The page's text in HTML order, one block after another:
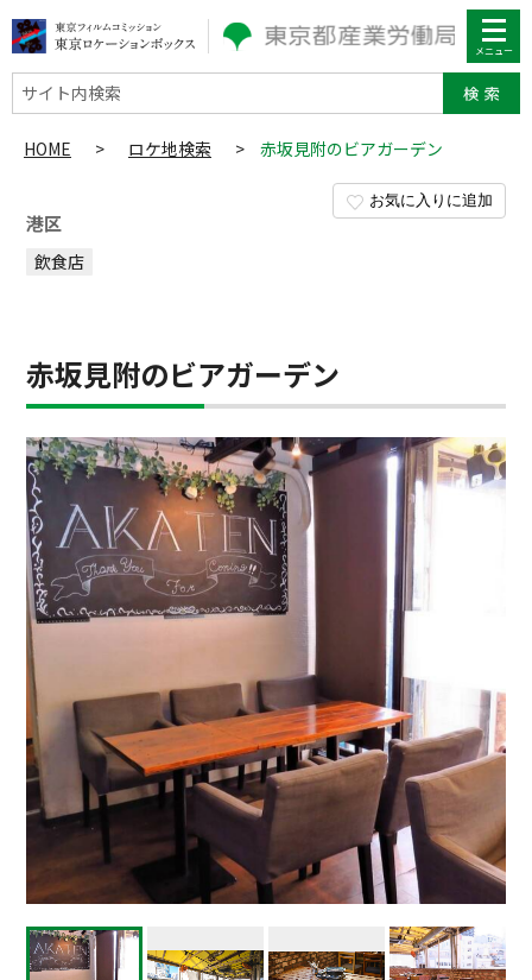
サイト内検索
HOME > ロケ地検索 > 赤坂見附のビアガーデン
お気に入りに追加
港区
飲食店
赤坂見附のビアガーデン